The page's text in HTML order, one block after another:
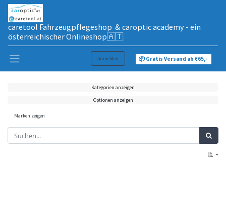
caretool Fahrzeugpflegeshop & caroptic academy - ein
österreichischer Onlineshop🇦🇹
Anmelden 📦 Gratis Versand ab €65,-
Kategorien anzeigen
Optionen anzeigen
Marken zeigen